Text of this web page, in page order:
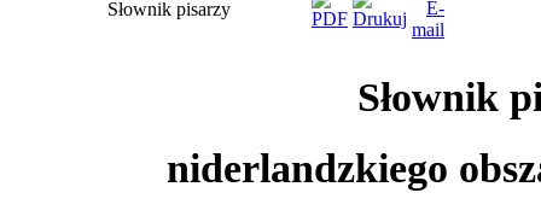
Słownik pisarzy
Słownik
niderlandzkiego